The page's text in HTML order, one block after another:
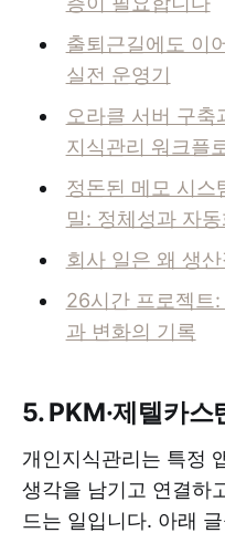
출퇴근길에도 이
실전 운영기
오라클 서버 구축
지식관리 워크플
정돈된 메모 시스
밀: 정체성과 자
회사 일은 왜 생
26시간 프로젝트
과 변화의 기록
5. PKM·제텔카스
개인지식관리는 특정
생각을 남기고 연결하
드는 일입니다. 아래